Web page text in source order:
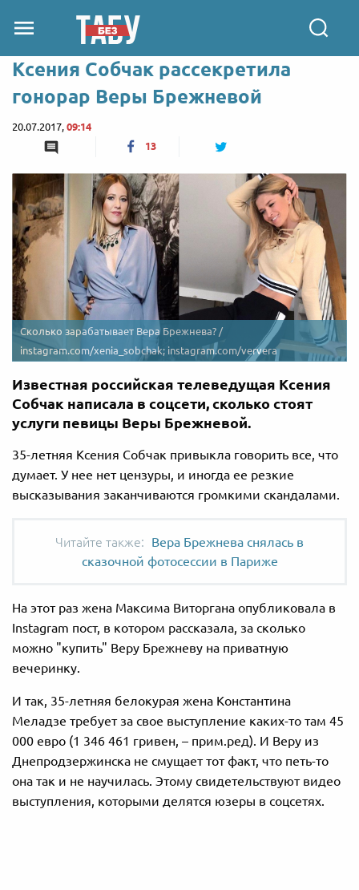
Ксения Собчак рассекретила
гонорар Веры Брежневой
20.07.2017, 09:14
13
Сколько зарабатывает Вера Брежнева? /
instagram.com/xenia_sobchak; instagram.com/ververa
Известная российская телеведущая Ксения
Собчак написала в соцсети, сколько стоят
услуги певицы Веры Брежневой.
35-летняя Ксения Собчак привыкла говорить все, что
думает. У нее нет цензуры, и иногда ее резкие
высказывания заканчиваются громкими скандалами.
Вера Брежнева снялась в
сказочной фотосессии в Париже
На этот раз жена Максима Виторгана опубликовала в
Instagram пост, в котором рассказала, за сколько
можно "купить" Веру Брежневу на приватную
вечеринку.
И так, 35-летняя белокурая жена Константина
Меладзе требует за свое выступление каких-то там 45
000 евро (1 346 461 гривен, – прим.ред). И Веру из
Днепродзержинска не смущает тот факт, что петь-то
она так и не научилась. Этому свидетельствуют видео
выступления, которыми делятся юзеры в соцсетях.